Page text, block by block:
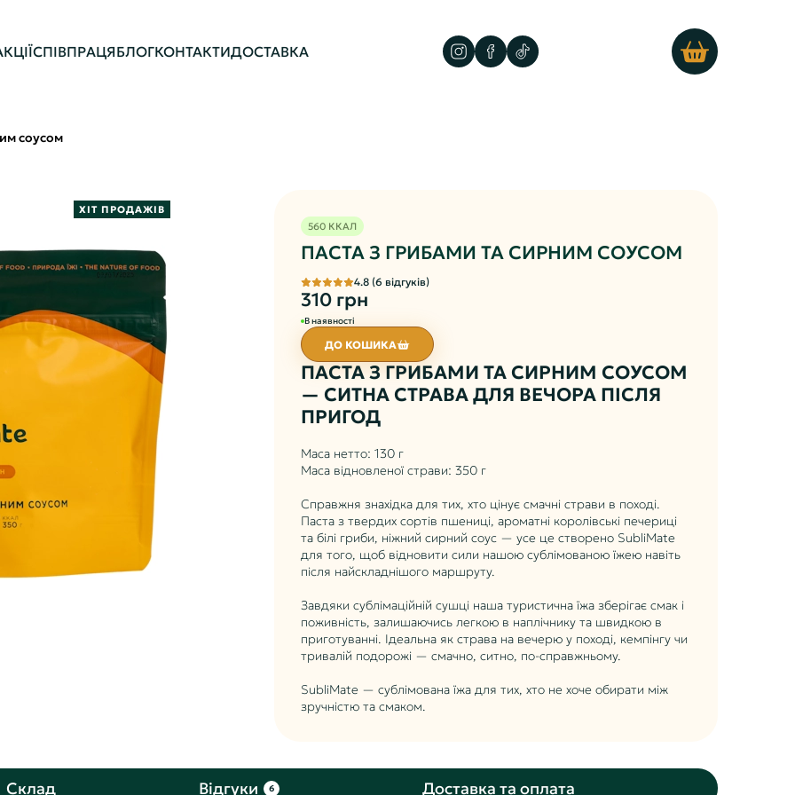
СПІВПРАЦЯБЛОГКОНТАКТИДОСТАВКА
соусом
ХІТ ПРОДАЖІВ
560 ККАЛ
ПАСТА З ГРИБАМИ ТА СИРНИМ СОУСОМ
4.8 (6 відгуків)
310 грн
В наявності
ДО КОШИКА
ПАСТА З ГРИБАМИ ТА СИРНИМ СОУСОМ
— СИТНА СТРАВА ДЛЯ ВЕЧОРА ПІСЛЯ
ПРИГОД
Маса нетто: 130 г
Маса відновленої страви: 350 г
Справжня знахідка для тих, хто цінує смачні страви в поході.
Паста з твердих сортів пшениці, ароматні королівські печериці
та білі гриби, ніжний сирний соус — усе це створено SubliMate
для того, щоб відновити сили нашою сублімованою їжею навіть
після найскладнішого маршруту.
Завдяки сублімаційній сушці наша туристична їжа зберігає смак і
поживність, залишаючись легкою в наплічнику та швидкою в
приготуванні. Ідеальна як страва на вечерю у поході, кемпінгу чи
тривалій подорожі — смачно, ситно, по-справжньому.
SubliMate — сублімована їжа для тих, хто не хоче обирати між
зручністю та смаком.
Склад Відгуки 6 Доставка та оплата